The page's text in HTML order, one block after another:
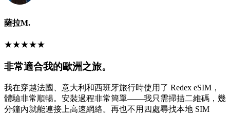
薩拉M.
★★★★★
非常適合我的歐洲之旅。
我在穿越法國、意大利和西班牙旅行時使用了 Redex eSIM，
體驗非常順暢。安裝過程非常簡單——我只需掃描二維碼，幾
分鐘內就能連接上高速網絡。再也不用四處尋找本地 SIM